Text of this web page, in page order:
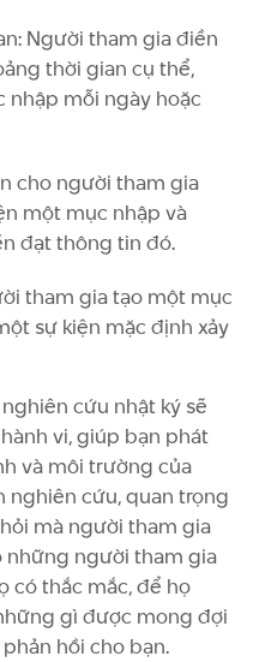
Người tham gia điền
thời gian cụ thể,
mỗi ngày hoặc
cho người tham gia
một mục nhập và
đạt thông tin đó.
tham gia tạo một mục
sự kiện mặc định xảy
cứu nhật ký sẽ
vi, giúp bạn phát
và môi trường của
nghiên cứu, quan trọng
mà người tham gia
những người tham gia
có thắc mắc, để họ
gì được mong đợi
hồi cho bạn.